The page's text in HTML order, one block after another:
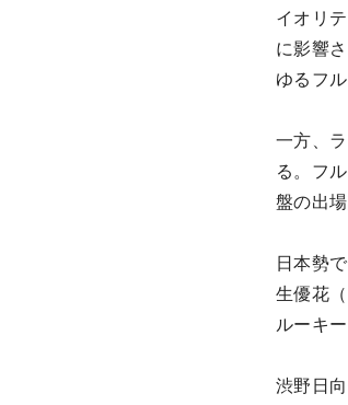
イオリ
に影響
ゆるフ
一方、
る。フ
盤の出
日本勢
生優花
ルーキ
渋野日